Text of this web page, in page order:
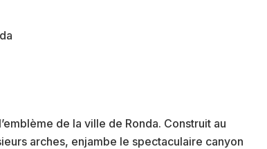
de la ville de Ronda. Construit au
arches, enjambe le spectaculaire canyon